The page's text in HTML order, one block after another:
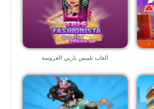
العاب تلبيس باربي العروسة